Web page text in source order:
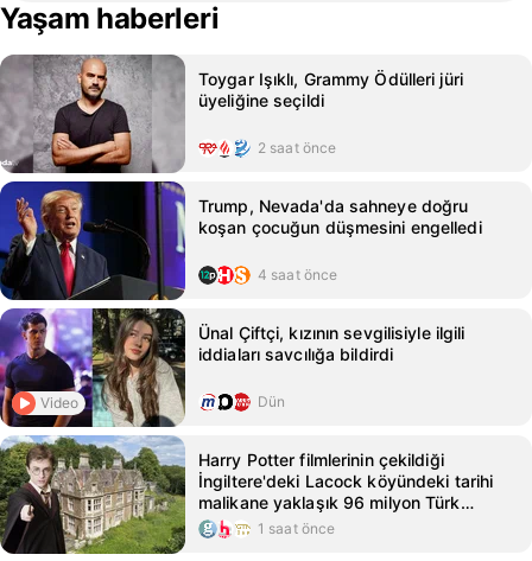
Yaşam haberleri
Toygar Işıklı, Grammy Ödülleri jüri
üyeliğine seçildi
2 saat önce
Trump, Nevada'da sahneye doğru
koşan çocuğun düşmesini engelledi
4 saat önce
Video
Ünal Çiftçi, kızının sevgilisiyle ilgili
iddiaları savcılığa bildirdi
Dün
Harry Potter filmlerinin çekildiği
İngiltere'deki Lacock köyündeki tarihi
malikane yaklaşık 96 milyon Türk
Lirasına satışa çıktı
1 saat önce